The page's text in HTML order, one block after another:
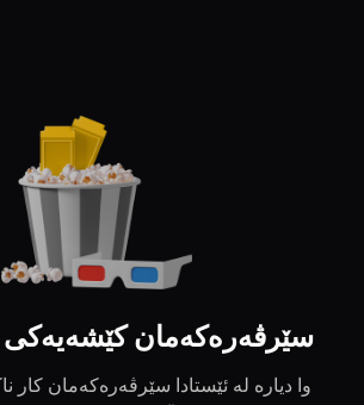
سێرڤەرەکەمان کێشەیەکی
وا دیارە لە ئێستادا سێرڤەرەکەمان کار